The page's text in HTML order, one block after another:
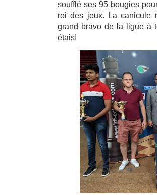
soufflé ses 95 bougies
roi des jeux. La canicule
grand bravo de la ligue à
étais!